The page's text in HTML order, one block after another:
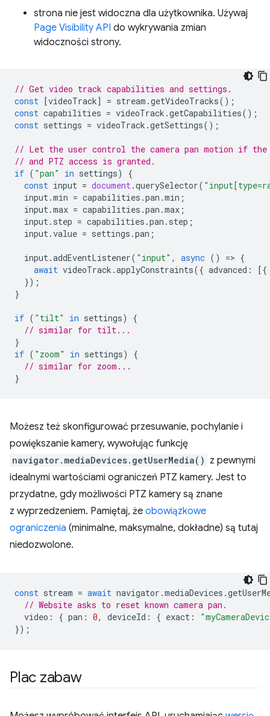
strona nie jest widoczna dla użytkownika. Używaj
Page Visibility API do wykrywania zmian
widoczności strony.
// Get video track capabilities and settings.
const
[videoTrack] = stream .getVideoTracks();
const capabilities = videoTrack .getCapabilities();
const settings = videoTrack .getSettings();
// Let the user control the camera pan motion if the
// and PTZ access is granted.
if ( "pan" in settings)
{
const input = document.querySelector(
input.min = capabilities .pan .min ;
input.max = capabilities .pan .max ;
input. step = capabilities .pan . step ;
input.value = settings .pan ;
input.addEventListener( "input" , async () => {
await videoTrack .applyConstraints({ advanced :
[{
});
}
if ( "tilt" in settings)
{
// similar for tilt...
}
if ( "zoom" in settings)
{
// similar for zoom...
}
Możesz też skonfigurować przesuwanie, pochylanie i
powiększanie kamery, wywołując funkcję
navigator.mediaDevices.getUserMedia() z pewnymi
idealnymi wartościami ograniczeń PTZ kamery. Jest to
przydatne, gdy możliwości PTZ kamery są znane
z wyprzedzeniem. Pamiętaj, że obowiązkowe
ograniczenia (minimalne, maksymalne, dokładne) są tutaj
niedozwolone.
const stream = await navigator .mediaDevices .
// Website asks to reset known camera pan.
video : { pan : 0, deviceId : { exact :
});
Plac zabaw